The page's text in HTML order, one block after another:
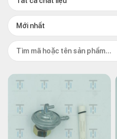
Mới nhất